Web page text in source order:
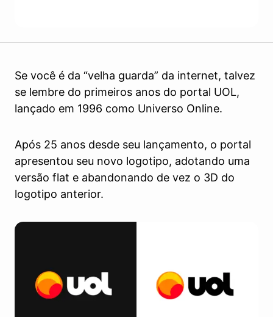
Se você é da “velha guarda” da internet, talvez
se lembre do primeiros anos do portal UOL,
lançado em 1996 como Universo Online.
Após 25 anos desde seu lançamento, o portal
apresentou seu novo logotipo, adotando uma
versão flat e abandonando de vez o 3D do
logotipo anterior.